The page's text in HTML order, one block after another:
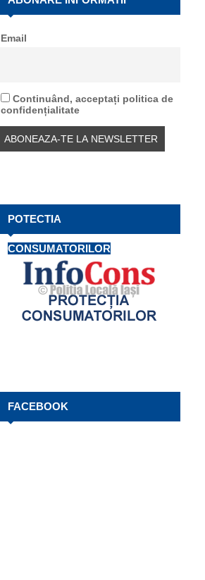
A
H
Email
Continuând, acceptați politica de
confidențialitate
POTECTIA
CONSUMATORILOR
FACEBOOK